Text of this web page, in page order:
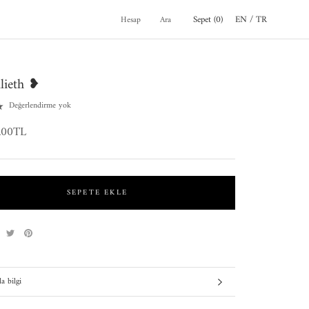
Hesap Ara Sepet (0) EN /TR
❥
Değerlendirme yok
SEPETE EKLE
bilgi
gör